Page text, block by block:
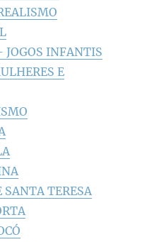
INFANTIS
E
TERESA